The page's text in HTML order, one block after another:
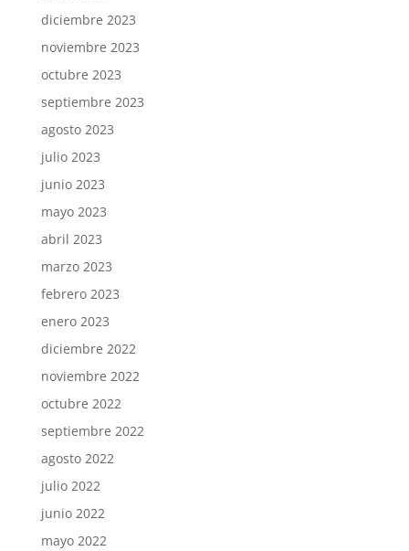
diciembre 2023
noviembre 2023
octubre 2023
septiembre 2023
agosto 2023
julio 2023
junio 2023
mayo 2023
abril 2023
marzo 2023
febrero 2023
enero 2023
diciembre 2022
noviembre 2022
octubre 2022
septiembre 2022
agosto 2022
julio 2022
junio 2022
mayo 2022